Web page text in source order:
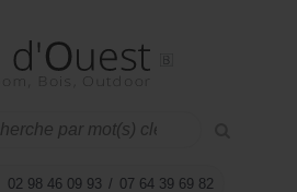
02 98 46 09 93 / 07 64 39 69 82